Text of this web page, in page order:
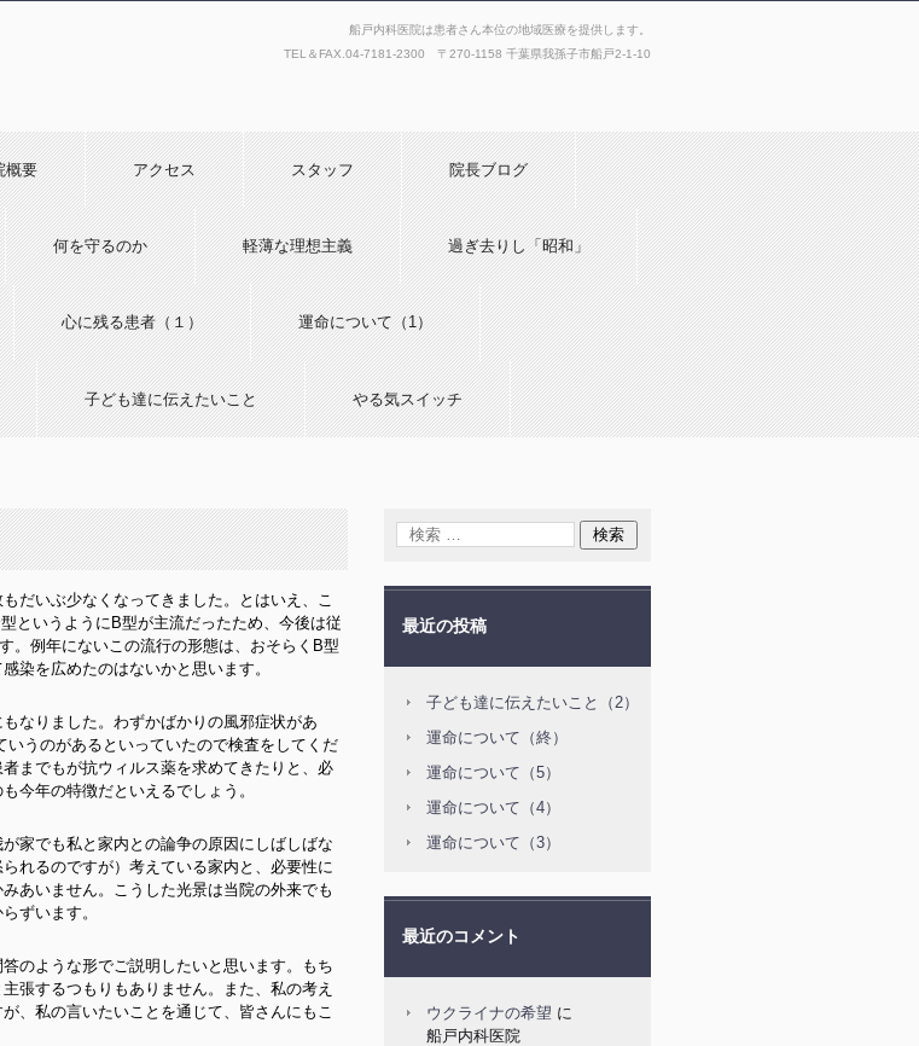
船戸内科医院は患者さん本位の地域医療を提供します。
TEL＆FAX. 04-7181-2300 〒270-1158 千葉県我孫子市船戸2-1-10
概要 アクセス スタッフ 院長ブログ
何を守るのか 軽薄な理想主義 過ぎ去りし「昭和」
心に残る患者（１） 運命について（1）
子ども達に伝えたいこと やる気スイッチ
だいぶ少なくなってきました。とはいえ、こ
というようにB型が主流だったため、今後は従
。例年にないこの流行の形態は、おそらくB型
染を広めたのはないかと思います。
なりました。わずかばかりの風邪症状があ
うのがあるといっていたので検査をしてくだ
までもが抗ウィルス薬を求めてきたりと、必
今年の特徴だといえるでしょう。
家でも私と家内との論争の原因にしばしばな
れるのですが）考えている家内と、必要性に
あいません。こうした光景は当院の外来でも
ずいます。
のような形でご説明したいと思います。もち
張するつもりもありません。また、私の考え
、私の言いたいことを通じて、皆さんにもこ
最近の投稿
子ども達に伝えたいこと（2）
運命について（終）
運命について（5）
運命について（4）
運命について（3）
最近のコメント
ウクライナの希望 に
船戸内科医院